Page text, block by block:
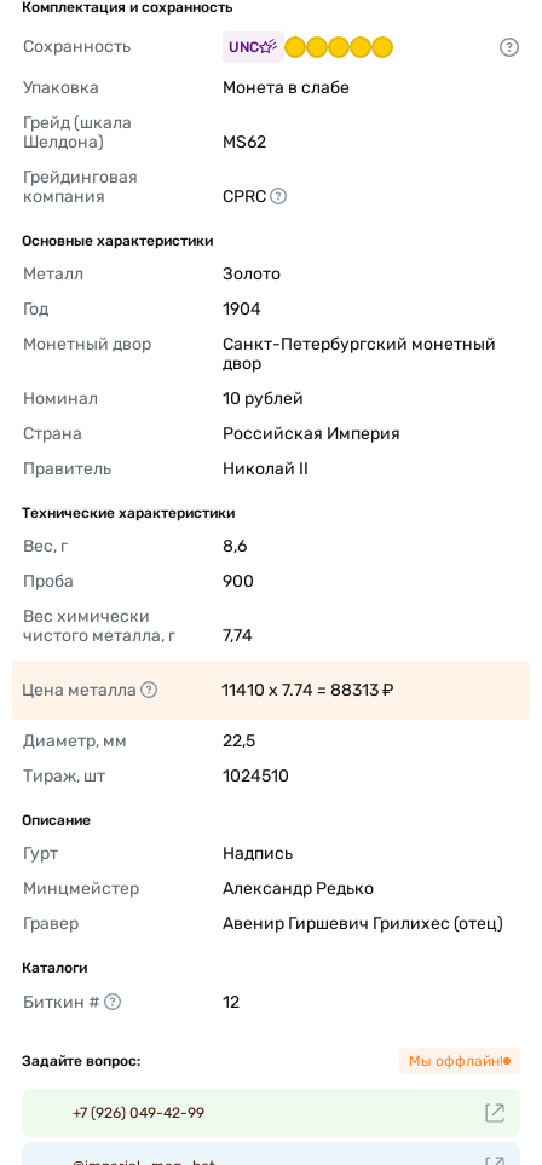
Комплектация и сохранность
Сохранность UNC
Упаковка
Монета в слабе
Грейд (шкала
Шелдона)
MS62
Грейдинговая
компания
CPRC
Основные характеристики
Металл
Золото
Год
1904
Монетный двор
Санкт-Петербургский монетный
двор
Номинал
10 рублей
Страна
Российская Империя
Правитель
Николай II
Технические характеристики
Вес, г
8,6
Проба
900
Вес химически
чистого металла, г
7,74
Цена металла 11410 x 7.74 = 88313 ₽
Диаметр, мм
22,5
Тираж, шт
1024510
Описание
Гурт
Надпись
Минцмейстер
Александр Редько
Гравер
Авенир Гиршевич Грилихес (отец)
Каталоги
Биткин # 12
Задайте вопрос: Мы оффлайн!
+7 (926) 049-42-99